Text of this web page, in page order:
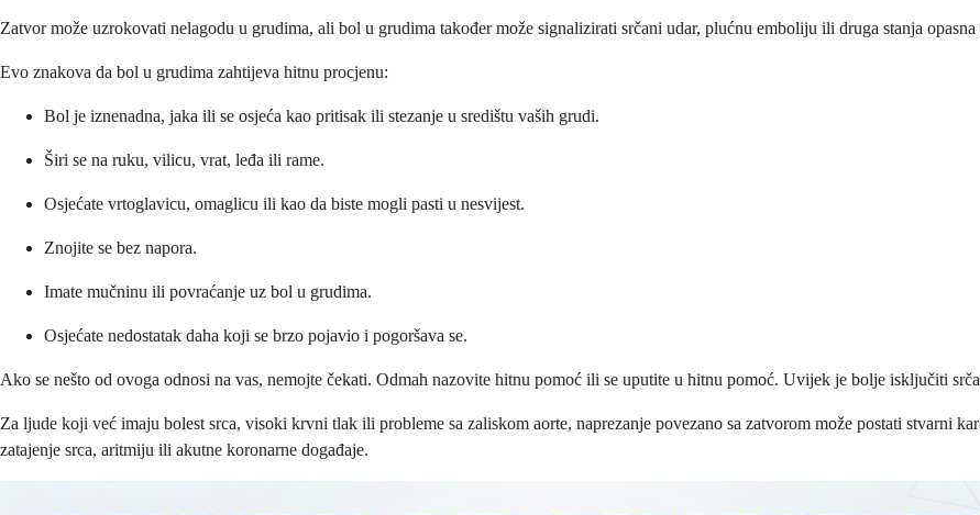
Zatvor može uzrokovati nelagodu u grudima, ali bol u grudima također može signalizirati srčani udar, plućnu emboliju ili druga stanja
Evo znakova da bol u grudima zahtijeva hitnu procjenu:
Bol je iznenadna, jaka ili se osjeća kao pritisak ili stezanje u središtu vaših grudi.
Širi se na ruku, vilicu, vrat, leđa ili rame.
Osjećate vrtoglavicu, omaglicu ili kao da biste mogli pasti u nesvijest.
Znojite se bez napora.
Imate mučninu ili povraćanje uz bol u grudima.
Osjećate nedostatak daha koji se brzo pojavio i pogoršava se.
Ako se nešto od ovoga odnosi na vas, nemojte čekati. Odmah nazovite hitnu pomoć ili se uputite u hitnu pomoć. Uvijek je bolje isključiti
Za ljude koji već imaju bolest srca, visoki krvni tlak ili probleme sa zaliskom aorte, naprezanje povezano sa zatvorom može postati stvarni
zatajenje srca, aritmiju ili akutne koronarne događaje.